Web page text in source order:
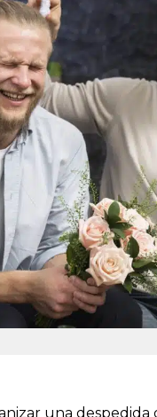
una